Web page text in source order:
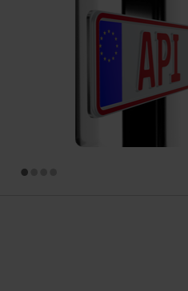
•